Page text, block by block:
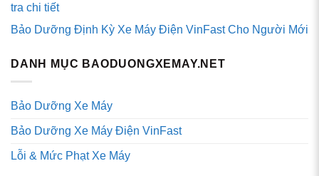
tra chi tiết
Bảo Dưỡng Định Kỳ Xe Máy Điện VinFast Cho Người Mới
DANH MỤC BAODUONGXEMAY.NET
Bảo Dưỡng Xe Máy
Bảo Dưỡng Xe Máy Điện VinFast
Lỗi & Mức Phạt Xe Máy